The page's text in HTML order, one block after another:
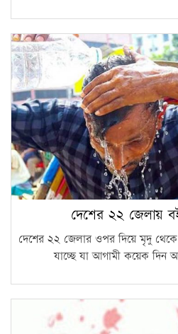
দেশের ২২ জেলায়
দেশের ২২ জেলার ওপর দিয়ে মৃদু থেকে
যাচ্ছে যা আগামী কয়েক দিন